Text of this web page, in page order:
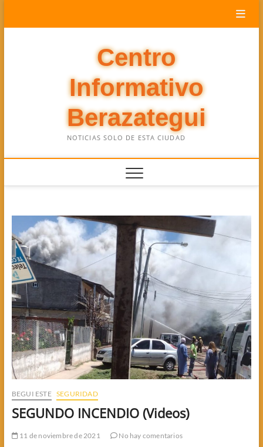
Centro
Informativo
Berazategui
NOTICIAS SOLO DE ESTA CIUDAD
BEGUI ESTE SEGURIDAD
SEGUNDO INCENDIO (Videos)
11 de noviembre de 2021
No hay comentarios